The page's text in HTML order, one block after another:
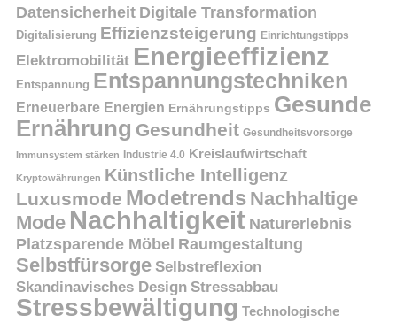
Datensicherheit Digitale Transformation
Digitalisierung Effizienzsteigerung Einrichtungstipps
Elektromobilität Energieeffizienz
Entspannung Entspannungstechniken
Erneuerbare Energien Ernährungstipps Gesunde
Ernährung Gesundheit Gesundheitsvorsorge
Immunsystem stärken Industrie 4.0 Kreislaufwirtschaft
Kryptowährungen Künstliche Intelligenz
Luxusmode Modetrends Nachhaltige
Mode Nachhaltigkeit Naturerlebnis
Platzsparende Möbel Raumgestaltung
Selbstfürsorge Selbstreflexion
Skandinavisches Design Stressabbau
Stressbewältigung Technologische